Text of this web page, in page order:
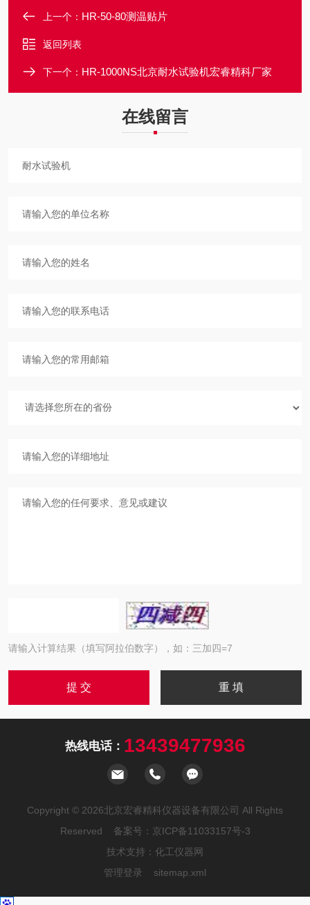
上一个： HR-50-80测温贴片
返回列表
下一个： HR-1000NS北京耐水试验机宏睿精科厂家
在线留言
请输入计算结果（填写阿拉伯数字），如：三加四=7
热线电话： 13439477936
Copyright © 2026北京宏睿精科仪器设备有限公司 All Rights
Reserved 备案号： 京ICP备11033157号-3
技术支持： 化工仪器网
管理登录
sitemap.xml